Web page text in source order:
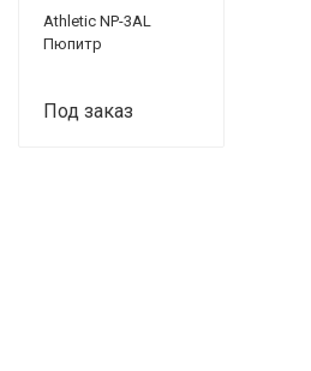
Athletic NP-3AL
Пюпитр
Под заказ